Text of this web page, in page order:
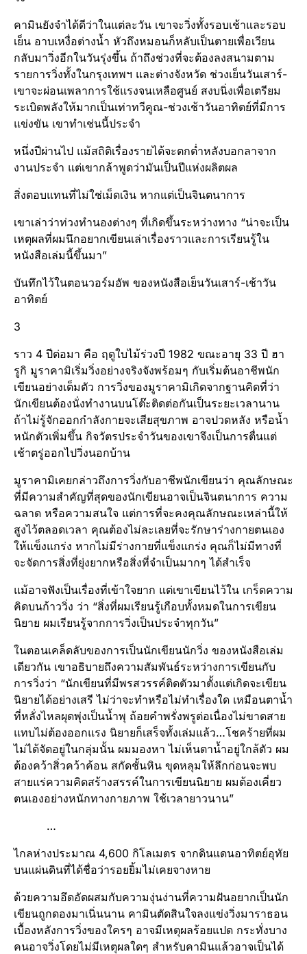
คามินยังจำได้ดีว่าในแต่ละวัน เขาจะวิ่งทั้งรอบเช้าและรอบ
เย็น อาบเหงื่อต่างน้ำ หัวถึงหมอนก็หลับเป็นตายเพื่อเวียน
กลับมาวิ่งอีกในวันรุ่งขึ้น ถ้าถึงช่วงที่จะต้องลงสนามตาม
รายการวิ่งทั้งในกรุงเทพฯ และต่างจังหวัด ช่วงเย็นวันเสาร์-
เขาจะผ่อนเพลาการใช้แรงจนเหลือศูนย์ สงบนิ่งเพื่อเตรียม
ระเบิดพลังให้มากเป็นเท่าทวีคูณ-ช่วงเช้าวันอาทิตย์ที่มีการ
แข่งขัน เขาทำเช่นนี้ประจำ
หนึ่งปีผ่านไป แม้สถิติเรื่องรายได้จะตกต่ำหลังบอกลาจาก
งานประจำ แต่เขากล้าพูดว่ามันเป็นปีแห่งผลิตผล
สิ่งตอบแทนที่ไม่ใช่เม็ดเงิน หากแต่เป็นจินตนาการ
เขาเล่าว่าท่วงทำนองต่างๆ ที่เกิดขึ้นระหว่างทาง “น่าจะเป็น
เหตุผลที่ผมนึกอยากเขียนเล่าเรื่องราวและการเรียนรู้ใน
หนังสือเล่มนี้ขึ้นมา”
บันทึกไว้ในตอนวอร์มอัพ ของหนังสือเย็นวันเสาร์-เช้าวัน
อาทิตย์
3
ราว 4 ปีต่อมา คือ ฤดูใบไม้ร่วงปี 1982 ขณะอายุ 33 ปี ฮา
รูกิ มูราคามิเริ่มวิ่งอย่างจริงจังพร้อมๆ กับเริ่มต้นอาชีพนัก
เขียนอย่างเต็มตัว การวิ่งของมูราคามิเกิดจากฐานคิดที่ว่า
นักเขียนต้องนั่งทำงานบนโต๊ะติดต่อกันเป็นระยะเวลานาน
ถ้าไม่รู้จักออกกำลังกายจะเสียสุขภาพ อาจปวดหลัง หรือน้ำ
หนักตัวเพิ่มขึ้น กิจวัตรประจำวันของเขาจึงเป็นการตื่นแต่
เช้าตรู่ออกไปวิ่งนอกบ้าน
มูราคามิเคยกล่าวถึงการวิ่งกับอาชีพนักเขียนว่า คุณลักษณะ
ที่มีความสำคัญที่สุดของนักเขียนอาจเป็นจินตนาการ ความ
ฉลาด หรือความสนใจ แต่การที่จะคงคุณลักษณะเหล่านี้ให้
สูงไว้ตลอดเวลา คุณต้องไม่ละเลยที่จะรักษาร่างกายตนเอง
ให้แข็งแกร่ง หากไม่มีร่างกายที่แข็งแกร่ง คุณก็ไม่มีทางที่
จะจัดการสิ่งที่ยุ่งยากหรือสิ่งที่จำเป็นมากๆ ได้สำเร็จ
แม้อาจฟังเป็นเรื่องที่เข้าใจยาก แต่เขาเขียนไว้ใน เกร็ดความ
คิดบนก้าววิ่ง ว่า “สิ่งที่ผมเรียนรู้เกือบทั้งหมดในการเขียน
นิยาย ผมเรียนรู้จากการวิ่งเป็นประจำทุกวัน”
ในตอนเคล็ดลับของการเป็นนักเขียนนักวิ่ง ของหนังสือเล่ม
เดียวกัน เขาอธิบายถึงความสัมพันธ์ระหว่างการเขียนกับ
การวิ่งว่า “นักเขียนที่มีพรสวรรค์ติดตัวมาตั้งแต่เกิดจะเขียน
นิยายได้อย่างเสรี ไม่ว่าจะทำหรือไม่ทำเรื่องใด เหมือนตาน้ำ
ที่หลั่งไหลผุดพุ่งเป็นน้ำพุ ถ้อยคำพรั่งพรูต่อเนื่องไม่ขาดสาย
แทบไม่ต้องออกแรง นิยายก็เสร็จทั้งเล่มแล้ว…โชคร้ายที่ผม
ไม่ได้จัดอยู่ในกลุ่มนั้น ผมมองหา ไม่เห็นตาน้ำอยู่ใกล้ตัว ผม
ต้องคว้าสิ่วคว้าค้อน สกัดชั้นหิน ขุดหลุมให้ลึกก่อนจะพบ
สายแร่ความคิดสร้างสรรค์ในการเขียนนิยาย ผมต้องเคี่ยว
ตนเองอย่างหนักทางกายภาพ ใช้เวลายาวนาน”
…
ไกลห่างประมาณ 4,600 กิโลเมตร จากดินแดนอาทิตย์อุทัย
บนแผ่นดินที่ได้ชื่อว่ารอยยิ้มไม่เคยจางหาย
ด้วยความอึดอัดผสมกับความงุ่นง่านที่ความฝันอยากเป็นนัก
เขียนถูกดองมาเนิ่นนาน คามินตัดสินใจลงแข่งวิ่งมาราธอน
เบื้องหลังการวิ่งของใครๆ อาจมีเหตุผลร้อยแปด กระทั่งบาง
คนอาจวิ่งโดยไม่มีเหตุผลใดๆ สำหรับคามินแล้วอาจเป็นได้